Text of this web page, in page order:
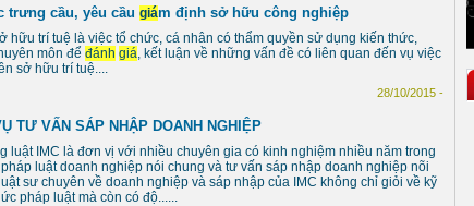
trưng cầu, yêu cầu giám định sở hữu công nghiệp
hữu trí tuệ là việc tổ chức, cá nhân có thẩm quyền sử dụng kiến thức,
môn để đánh giá, kết luận về những vấn đề có liên quan đến vụ việc
sở hữu trí tuệ....
28/10/2015 -
TƯ VẤN SÁP NHẬP DOANH NGHIỆP
luật IMC là đơn vị với nhiều chuyên gia có kinh nghiệm nhiều năm trong
luật doanh nghiệp nói chung và tư vấn sáp nhập doanh nghiệp nõi
sư chuyên về doanh nghiệp và sáp nhập của IMC không chỉ giỏi về kỹ
pháp luật mà còn có độ......